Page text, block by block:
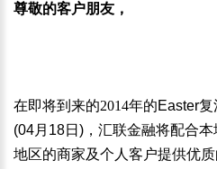
尊敬的客户朋友，
在即将到来的2014年的Easter
(04月18日)， 汇联金融将配合
地区的商家及个人客户提供优